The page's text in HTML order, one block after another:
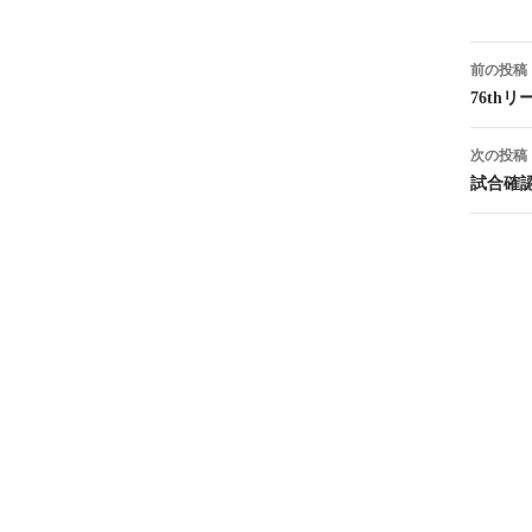
投
稿
ナ
ビ
前の投稿
76thリ
次の投稿
試合確